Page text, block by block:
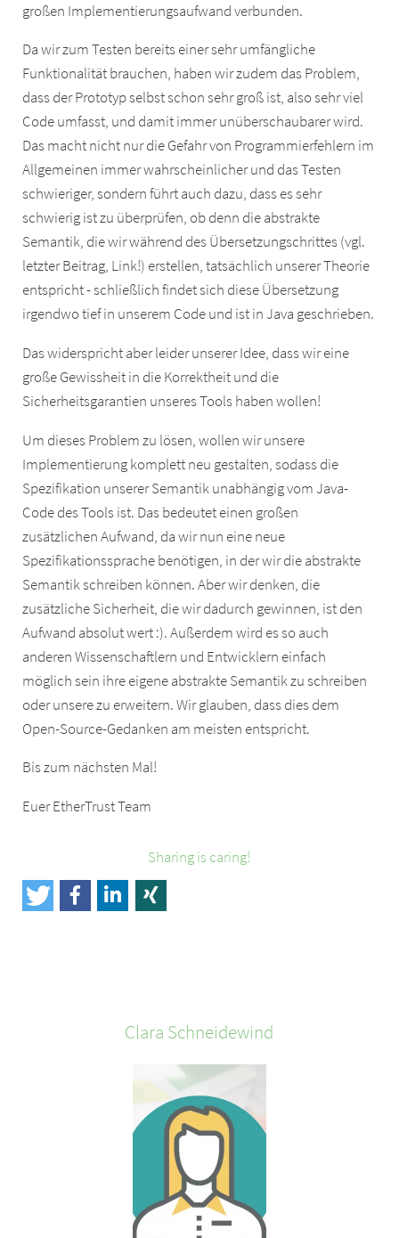
großen Implementierungsaufwand verbunden.
Da wir zum Testen bereits einer sehr umfängliche
Funktionalität brauchen, haben wir zudem das Problem,
dass der Prototyp selbst schon sehr groß ist, also sehr viel
Code umfasst, und damit immer unüberschaubarer wird.
Das macht nicht nur die Gefahr von Programmierfehlern im
Allgemeinen immer wahrscheinlicher und das Testen
schwieriger, sondern führt auch dazu, dass es sehr
schwierig ist zu überprüfen, ob denn die abstrakte
Semantik, die wir während des Übersetzungschrittes (vgl.
letzter Beitrag, Link!) erstellen, tatsächlich unserer Theorie
entspricht - schließlich findet sich diese Übersetzung
irgendwo tief in unserem Code und ist in Java geschrieben.
Das widerspricht aber leider unserer Idee, dass wir eine
große Gewissheit in die Korrektheit und die
Sicherheitsgarantien unseres Tools haben wollen!
Um dieses Problem zu lösen, wollen wir unsere
Implementierung komplett neu gestalten, sodass die
Spezifikation unserer Semantik unabhängig vom Java-
Code des Tools ist. Das bedeutet einen großen
zusätzlichen Aufwand, da wir nun eine neue
Spezifikationssprache benötigen, in der wir die abstrakte
Semantik schreiben können. Aber wir denken, die
zusätzliche Sicherheit, die wir dadurch gewinnen, ist den
Aufwand absolut wert :). Außerdem wird es so auch
anderen Wissenschaftlern und Entwicklern einfach
möglich sein ihre eigene abstrakte Semantik zu schreiben
oder unsere zu erweitern. Wir glauben, dass dies dem
Open-Source-Gedanken am meisten entspricht.
Bis zum nächsten Mal!
Euer EtherTrust Team
Sharing is caring!
Clara Schneidewind